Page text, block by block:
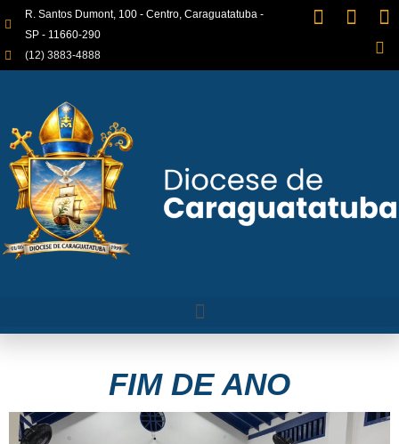
R. Santos Dumont, 100 - Centro, Caraguatatuba -
SP - 11660-290
(12) 3883-4888
FIM DE ANO